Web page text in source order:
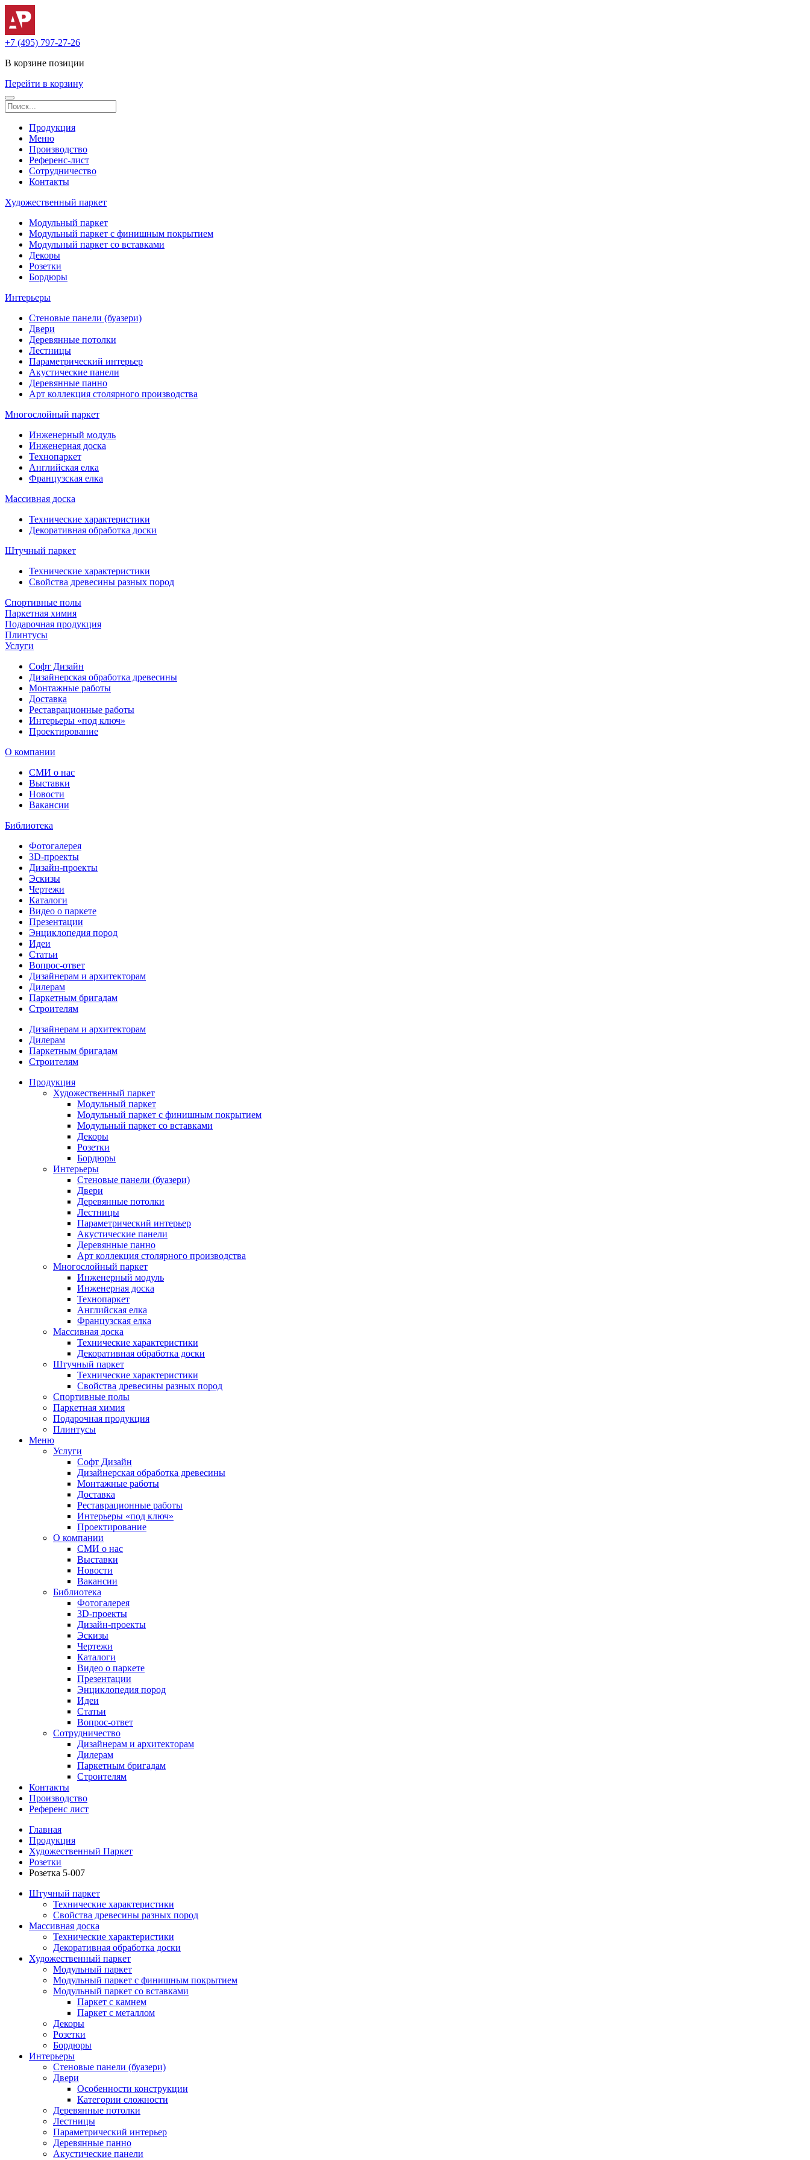
+7 (495) 797-27-26
В корзине позиции
Перейти в корзину
Продукция
Меню
Производство
Референс-лист
Сотрудничество
Контакты
Художественный паркет
Модульный паркет
Модульный паркет с финишным покрытием
Модульный паркет со вставками
Декоры
Розетки
Бордюры
Интерьеры
Стеновые панели (буазери)
Двери
Деревянные потолки
Лестницы
Параметрический интерьер
Акустические панели
Деревянные панно
Арт коллекция столярного производства
Многослойный паркет
Инженерный модуль
Инженерная доска
Технопаркет
Английская елка
Французская елка
Массивная доска
Технические характеристики
Декоративная обработка доски
Штучный паркет
Технические характеристики
Свойства древесины разных пород
Спортивные полы
Паркетная химия
Подарочная продукция
Плинтусы
Услуги
Софт Дизайн
Дизайнерская обработка древесины
Монтажные работы
Доставка
Реставрационные работы
Интерьеры «под ключ»
Проектирование
О компании
СМИ о нас
Выставки
Новости
Вакансии
Библиотека
Фотогалерея
3D-проекты
Дизайн-проекты
Эскизы
Чертежи
Каталоги
Видео о паркете
Презентации
Энциклопедия пород
Идеи
Статьи
Вопрос-ответ
Дизайнерам и архитекторам
Дилерам
Паркетным бригадам
Строителям
Дизайнерам и архитекторам
Дилерам
Паркетным бригадам
Строителям
Продукция
Художественный паркет
Модульный паркет
Модульный паркет с финишным покрытием
Модульный паркет со вставками
Декоры
Розетки
Бордюры
Интерьеры
Стеновые панели (буазери)
Двери
Деревянные потолки
Лестницы
Параметрический интерьер
Акустические панели
Деревянные панно
Арт коллекция столярного производства
Многослойный паркет
Инженерный модуль
Инженерная доска
Технопаркет
Английская елка
Французская елка
Массивная доска
Технические характеристики
Декоративная обработка доски
Штучный паркет
Технические характеристики
Свойства древесины разных пород
Спортивные полы
Паркетная химия
Подарочная продукция
Плинтусы
Меню
Услуги
Софт Дизайн
Дизайнерская обработка древесины
Монтажные работы
Доставка
Реставрационные работы
Интерьеры «под ключ»
Проектирование
О компании
СМИ о нас
Выставки
Новости
Вакансии
Библиотека
Фотогалерея
3D-проекты
Дизайн-проекты
Эскизы
Чертежи
Каталоги
Видео о паркете
Презентации
Энциклопедия пород
Идеи
Статьи
Вопрос-ответ
Сотрудничество
Дизайнерам и архитекторам
Дилерам
Паркетным бригадам
Строителям
Контакты
Производство
Референс лист
Главная
Продукция
Художественный Паркет
Розетки
Розетка 5-007
Штучный паркет
Технические характеристики
Свойства древесины разных пород
Массивная доска
Технические характеристики
Декоративная обработка доски
Художественный паркет
Модульный паркет
Модульный паркет с финишным покрытием
Модульный паркет со вставками
Паркет с камнем
Паркет с металлом
Декоры
Розетки
Бордюры
Интерьеры
Стеновые панели (буазери)
Двери
Особенности конструкции
Категории сложности
Деревянные потолки
Лестницы
Параметрический интерьер
Деревянные панно
Акустические панели